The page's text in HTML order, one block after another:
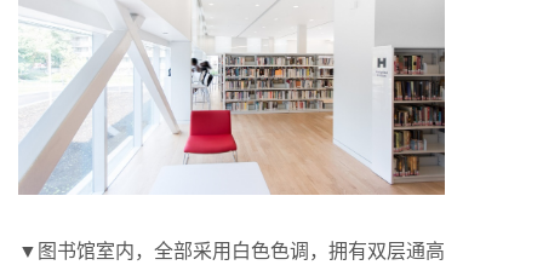
▼图书馆室内，全部采用白色色调，拥有双层通高